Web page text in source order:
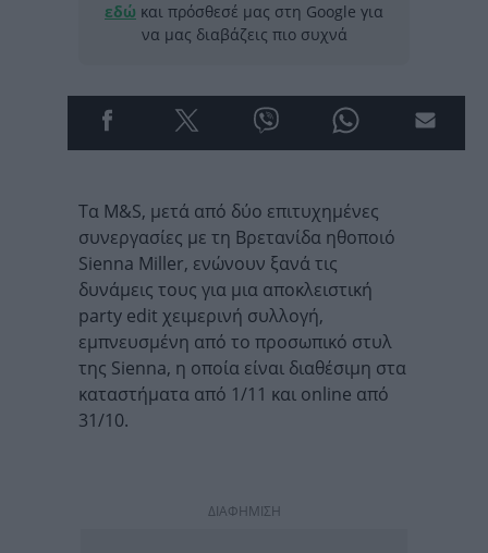
εδώ και πρόσθεσέ μας στη Google για
να μας διαβάζεις πιο συχνά
Τα M&S, μετά από δύο επιτυχημένες
συνεργασίες με τη Βρετανίδα ηθοποιό
Sienna Miller, ενώνουν ξανά τις
δυνάμεις τους για μια αποκλειστική
party edit χειμερινή συλλογή,
εμπνευσμένη από το προσωπικό στυλ
της Sienna, η οποία είναι διαθέσιμη στα
καταστήματα από 1/11 και online από
31/10.
ΔΙΑΦΗΜΙΣΗ